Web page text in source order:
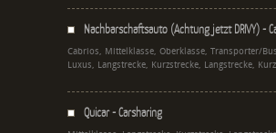
Nachbarschaftsauto (Achtung jetzt DRIVY) -
Cabrios, Mittelklasse, Oberklasse, Transporter/
Luxus, Langstrecke, Kurzstrecke, Langstrecke,
Quicar - Carsharing